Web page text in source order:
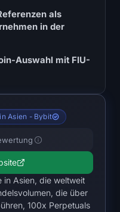
als
in der
Auswahl mit FIU-
Asien - Bybit
in Asien, die weltweit
die über
100x Perpetuals